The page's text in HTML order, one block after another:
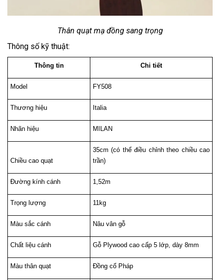
Thân quạt mạ đồng sang trọng
Thông số kỹ thuật:
Thông tin Chi tiết
Model FY508
Thương hiệu Italia
Nhãn hiệu MILAN
Chiều cao quạt
35cm (có thể điều chỉnh theo chiều cao
trần)
Đường kính cánh 1,52m
Trọng lượng 11kg
Màu sắc cánh Nâu vân gỗ
Chất liệu cánh Gỗ Plywood cao cấp 5 lớp, dày 8mm
Màu thân quạt Đồng cổ Pháp